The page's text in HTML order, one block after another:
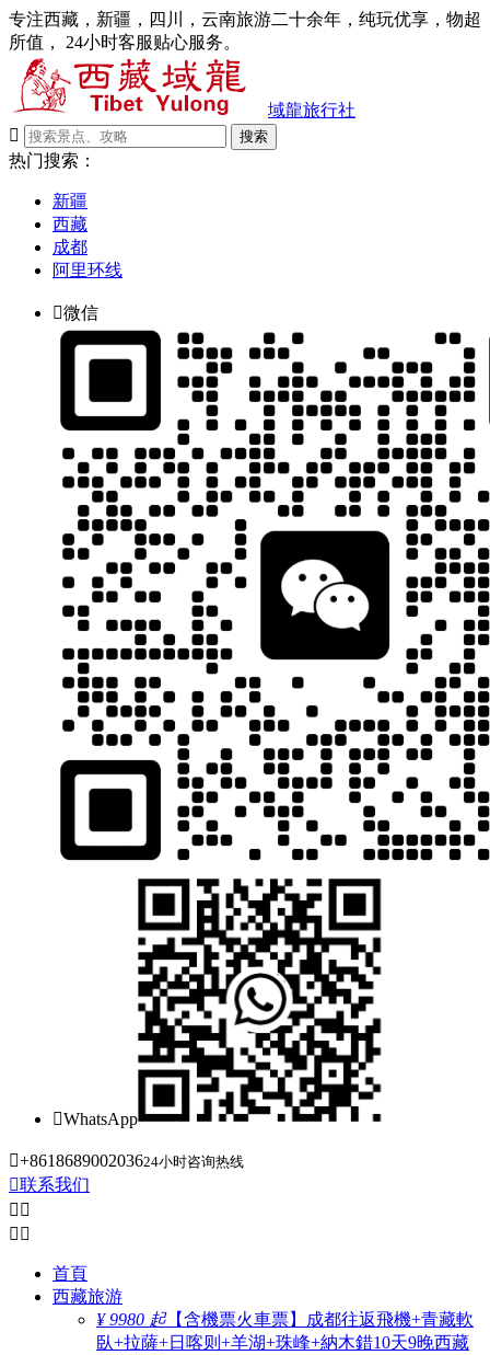
专注西藏，新疆，四川，云南旅游二十余年，纯玩优享，物超
所值， 24小时客服贴心服务。
域龍旅行社

搜索
热门搜索：
新疆
西藏
成都
阿里环线
微信
WhatsApp
+861868900203624小时咨询热线
联系我们
 
 
首頁
西藏旅游
¥ 9980 起【含機票火車票】成都往返飛機+青藏軟
臥+拉薩+日喀则+羊湖+珠峰+納木錯10天9晚西藏